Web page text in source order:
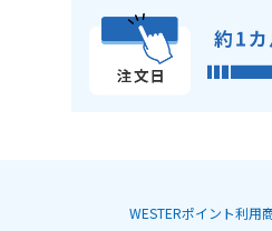
WESTERポイント利用